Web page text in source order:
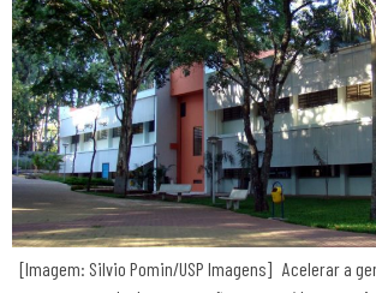
[Imagem: Silvio Pomin/USP Imagens] Acelerar a